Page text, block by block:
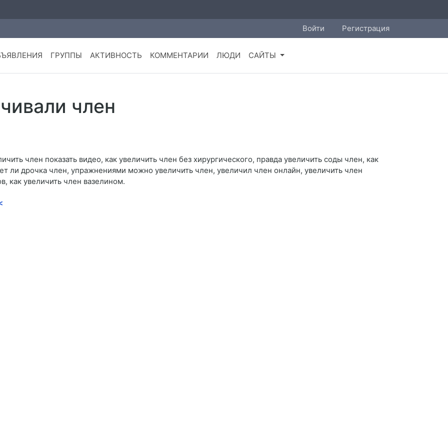
Войти Регистрация
ГРУППЫ АКТИВНОСТЬ КОММЕНТАРИИ ЛЮДИ САЙТЫ
член
член показать видео, как увеличить член без хирургического, правда увеличить соды член, как
ли дрочка член, упражнениями можно увеличить член, увеличил член онлайн, увеличить член
как увеличить член вазелином.